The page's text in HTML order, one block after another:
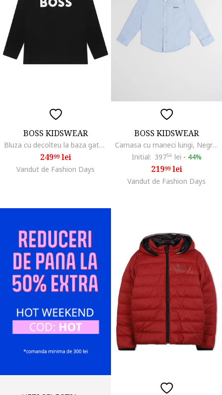
BOSS KIDSWEAR
Bluza cu decolteu la baza gatului si imprimeu logo contrastant, Negru
24999lei
Vandut de Fashion Days
BOSS KIDSWEAR
Camasa cu maneci lungi, Negru/Albastru azur
Initial: 39756 lei - 44%
21999lei
Vandut de Fashion Days